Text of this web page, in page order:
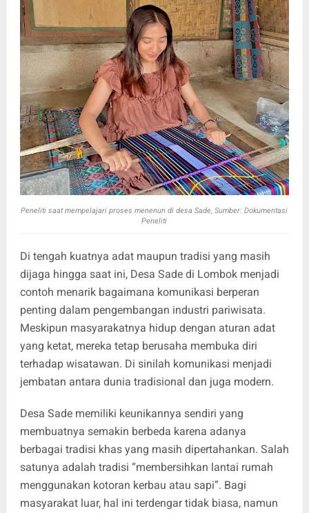
Peneliti saat mempelajari proses menenun di desa Sade, Sumber: Dokumentasi
Peneliti
Di tengah kuatnya adat maupun tradisi yang masih
dijaga hingga saat ini, Desa Sade di Lombok menjadi
contoh menarik bagaimana komunikasi berperan
penting dalam pengembangan industri pariwisata.
Meskipun masyarakatnya hidup dengan aturan adat
yang ketat, mereka tetap berusaha membuka diri
terhadap wisatawan. Di sinilah komunikasi menjadi
jembatan antara dunia tradisional dan juga modern.
Desa Sade memiliki keunikannya sendiri yang
membuatnya semakin berbeda karena adanya
berbagai tradisi khas yang masih dipertahankan. Salah
satunya adalah tradisi “membersihkan lantai rumah
menggunakan kotoran kerbau atau sapi”. Bagi
masyarakat luar, hal ini terdengar tidak biasa, namun